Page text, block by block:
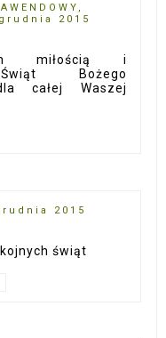
2015
miłością i
Bożego
całej Waszej
2015
świąt